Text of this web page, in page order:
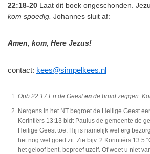
22:18-20 Laat dit boek ongeschonden.
kom spoedig. Johannes sluit af:
Amen, kom, Here Jezus!
contact: kees@simpelkees.nl
Opb 22:17 En de Geesten de bruid zeggen:
Nergens in het NT begroet de Heilige Geest
Korintiërs 13:13 bidt Paulus de gemeente de
Heilige Geest toe. Hij is namelijk wel erg
het nog wel goed zit. Zie bijv. 2 Korintiërs 13:5
het geloof bent, beproef uzelf. Of weet u niet